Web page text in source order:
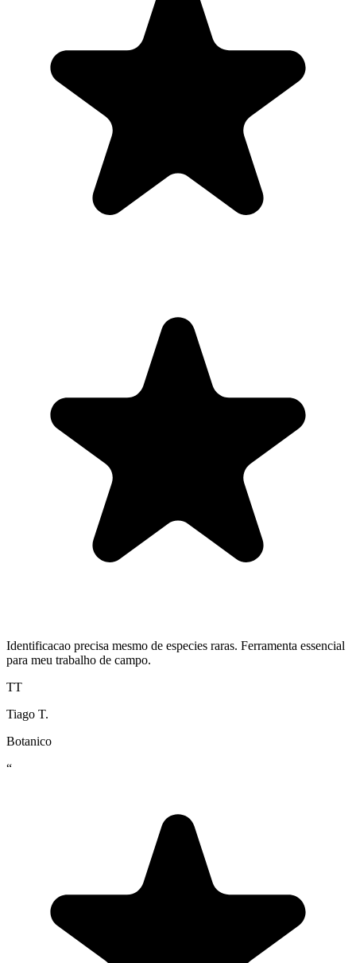
Identificacao precisa mesmo de especies raras. Ferramenta essencial
para meu trabalho de campo.
TT
Tiago T.
Botanico
“